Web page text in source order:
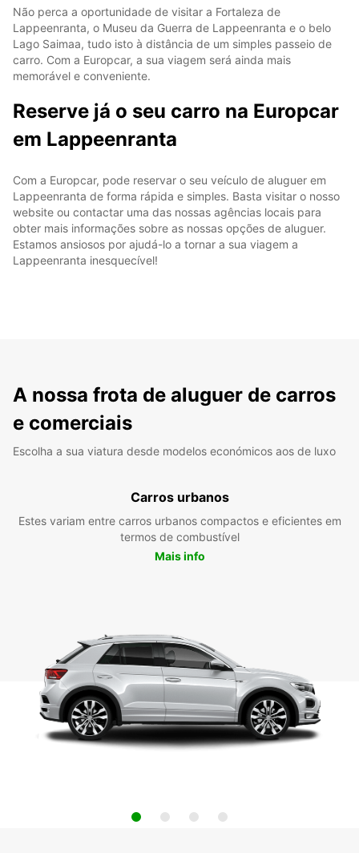
Não perca a oportunidade de visitar a Fortaleza de
Lappeenranta, o Museu da Guerra de Lappeenranta e o belo
Lago Saimaa, tudo isto à distância de um simples passeio de
carro. Com a Europcar, a sua viagem será ainda mais
memorável e conveniente.
Reserve já o seu carro na Europcar
em Lappeenranta
Com a Europcar, pode reservar o seu veículo de aluguer em
Lappeenranta de forma rápida e simples. Basta visitar o nosso
website ou contactar uma das nossas agências locais para
obter mais informações sobre as nossas opções de aluguer.
Estamos ansiosos por ajudá-lo a tornar a sua viagem a
Lappeenranta inesquecível!
A nossa frota de aluguer de carros
e comerciais
Escolha a sua viatura desde modelos económicos aos de luxo
Carros urbanos
Estes variam entre carros urbanos compactos e eficientes em
termos de combustível
Mais info